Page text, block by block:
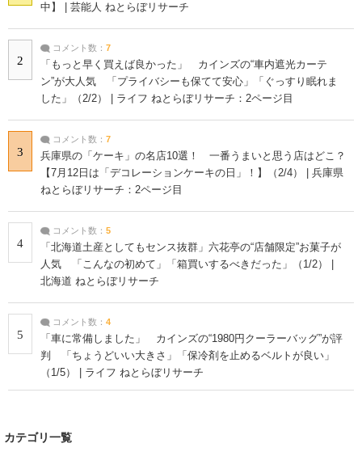
中】 | 芸能人 ねとらぼリサーチ
2
コメント数： 7
「もっと早く買えば良かった」 カインズの“車内遮光カーテ
ン”が大人気 「プライバシーも保てて安心」「ぐっすり眠れま
した」（2/2） | ライフ ねとらぼリサーチ：2ページ目
3
コメント数： 7
兵庫県の「ケーキ」の名店10選！ 一番うまいと思う店はどこ？
【7月12日は「デコレーションケーキの日」！】（2/4） | 兵庫県
ねとらぼリサーチ：2ページ目
4
コメント数： 5
「北海道土産としてもセンス抜群」六花亭の“店舗限定”お菓子が
人気 「こんなの初めて」「箱買いするべきだった」（1/2） |
北海道 ねとらぼリサーチ
5
コメント数： 4
「車に常備しました」 カインズの“1980円クーラーバッグ”が評
判 「ちょうどいい大きさ」「保冷剤を止めるベルトが良い」
（1/5） | ライフ ねとらぼリサーチ
カテゴリ一覧